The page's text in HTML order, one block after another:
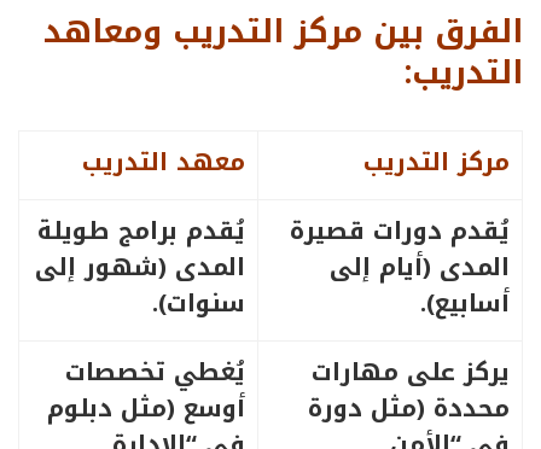
الفرق بين مركز التدريب ومعاهد
التدريب:
مركز التدريب
معهد التدريب
يُقدم دورات قصيرة
المدى (أيام إلى
أسابيع).
يُقدم برامج طويلة
المدى (شهور إلى
سنوات).
يركز على مهارات
محددة (مثل دورة
يُغطي تخصصات
أوسع (مثل دبلوم